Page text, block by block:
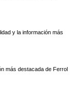
y la información más
más destacada de Ferrol